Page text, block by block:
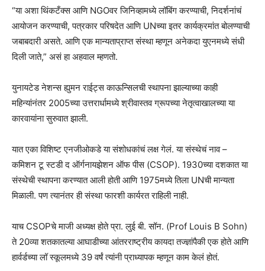
“या अशा थिंकटँक्स आणि NGOवर जिनिव्हामध्ये लॉबिंग करण्याची, निदर्शनांचं
आयोजन करण्याची, पत्रकार परिषदेत आणि UNच्या इतर कार्यक्रमांत बोलण्याची
जबाबदारी असते. आणि एक मान्यताप्राप्त संस्था म्हणून अनेकदा युएनमध्ये संधी
दिली जाते,” असं हा अहवाल म्हणतो.
युनायटेड नेशन्स ह्युमन राईट्स काऊन्सिलची स्थापना झाल्याच्या काही
महिन्यांनंतर 2005च्या उत्तरार्धामध्ये श्रीवास्तव ग्रूपच्या नेतृत्वाखालच्या या
कारवायांना सुरुवात झाली.
यात एका विशिष्ट एनजीओकडे या संशोधकांचं लक्ष गेलं. या संस्थेचं नाव –
कमिशन टू स्टडी द ऑर्गनायझेशन ऑफ पीस (CSOP). 1930च्या दशकात या
संस्थेची स्थापना करण्यात आली होती आणि 1975मध्ये तिला UNची मान्यता
मिळाली. पण त्यानंतर ही संस्था फारशी कार्यरत राहिली नाही.
याच CSOPचे माजी अध्यक्ष होते प्रा. लुई बी. सॉन. (Prof Louis B Sohn)
ते 20व्या शतकातल्या आघाडीच्या आंतरराष्ट्रीय कायदा तज्ज्ञांपैकी एक होते आणि
हार्वर्डच्या लॉ स्कूलमध्ये 39 वर्षं त्यांनी प्राध्यापक म्हणून काम केलं होतं.